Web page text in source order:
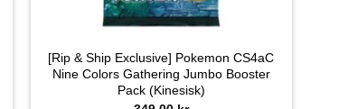
[Rip & Ship Exclusive] Pokemon CS4aC
Nine Colors Gathering Jumbo Booster
Pack (Kinesisk)